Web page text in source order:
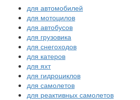
для автомобилей
для мотоцилов
для автобусов
для грузовика
для снегоходов
для катеров
для яхт
для гидроциклов
для самолетов
для реактивных самолетов